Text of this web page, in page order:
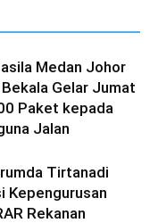
Medan Johor
Gelar Jumat
Paket kepada
Jalan
Tirtanadi
Kepengurusan
Rekanan